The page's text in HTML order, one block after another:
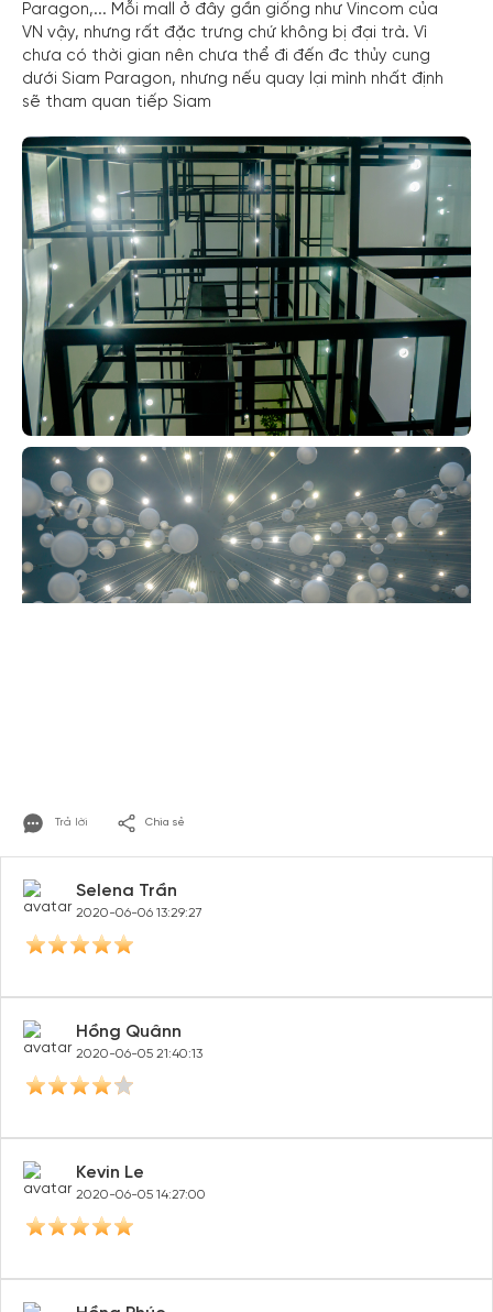
Paragon,... Mỗi mall ở đây gần giống như Vincom của
VN vậy, nhưng rất đặc trưng chứ không bị đại trà. Vì
chưa có thời gian nên chưa thể đi đến đc thủy cung
dưới Siam Paragon, nhưng nếu quay lại mình nhất định
sẽ tham quan tiếp Siam
Selena Trần
2020-06-06 13:29:27